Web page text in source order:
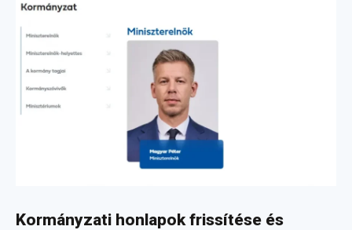
Kormányzati honlapok frissítése és